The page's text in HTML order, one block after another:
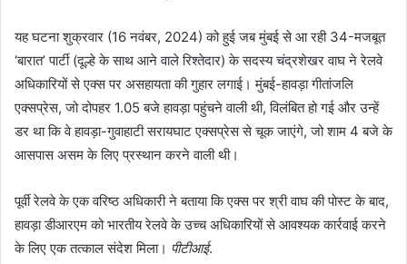
यह घटना शुक्रवार (16 नवंबर, 2024) को हुई जब मुंबई से आ रही 34-मजबूत
‘बारात’ पार्टी (दूल्हे के साथ आने वाले रिश्तेदार) के सदस्य चंद्रशेखर वाघ ने रेलवे
अधिकारियों से एक्स पर असहायता की गुहार लगाई। मुंबई-हावड़ा गीतांजलि
एक्सप्रेस, जो दोपहर 1.05 बजे हावड़ा पहुंचने वाली थी, विलंबित हो गई और उन्हें
डर था कि वे हावड़ा-गुवाहाटी सरायघाट एक्सप्रेस से चूक जाएंगे, जो शाम 4 बजे के
आसपास असम के लिए प्रस्थान करने वाली थी।
पूर्वी रेलवे के एक वरिष्ठ अधिकारी ने बताया कि एक्स पर श्री वाघ की पोस्ट के बाद,
हावड़ा डीआरएम को भारतीय रेलवे के उच्च अधिकारियों से आवश्यक कार्रवाई करने
के लिए एक तत्काल संदेश मिला। पीटीआई.